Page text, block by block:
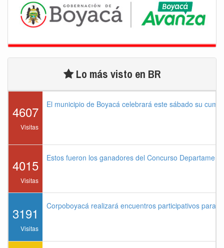
Lo más visto en BR
4607
Visitas
El municipio de Boyacá celebrará este sábado su
4015
Visitas
Estos fueron los ganadores del Concurso
3191
Visitas
Corpoboyacá realizará encuentros participativos para